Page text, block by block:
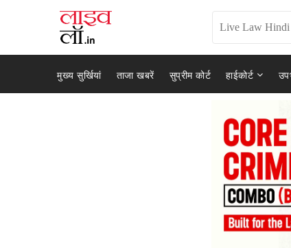
मुख्य सुर्खियां ताजा खबरें सुप्रीम कोर्ट हाईकोर्ट